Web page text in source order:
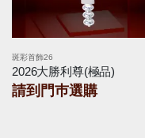
斑彩首飾26
2026大勝利尊(極品)
請到門巿選購